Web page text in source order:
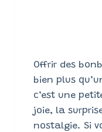
Offrir des
bien plus
c’est une
joie, la
nostalgie. Si